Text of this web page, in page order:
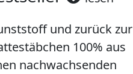
und zurück zur
100% aus
nachwachsenden